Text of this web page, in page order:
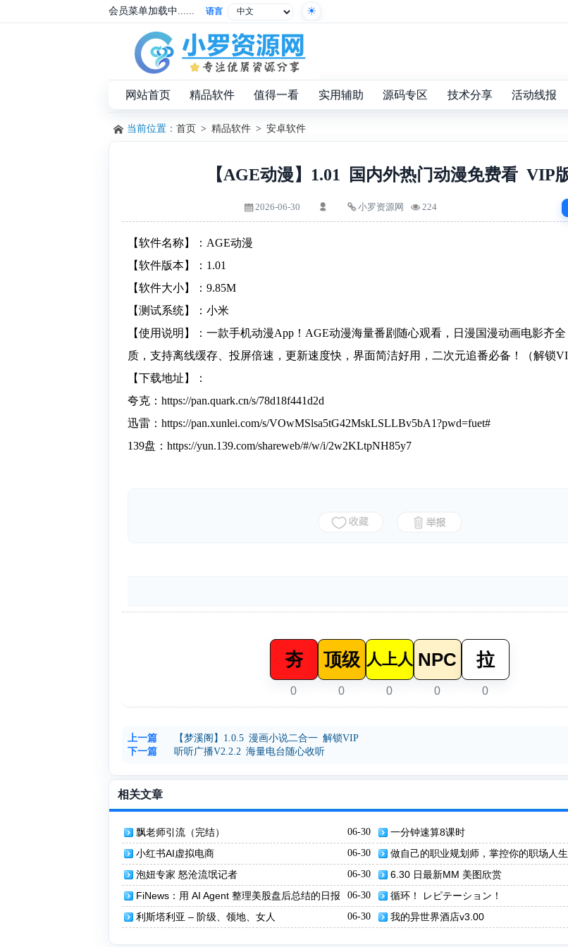
会员菜单加载中...... 语言
网站首页 精品软件 值得一看 实用辅助 源码专区 技术分享 活动线报
当前位置： 首页 > 精品软件 > 安卓软件
【AGE动漫】1.01 国内外热门动漫免费看 VIP
2026-06-30 小罗资源网 224
【软件名称】：AGE动漫
【软件版本】：1.01
【软件大小】：9.85M
【测试系统】：小米
【使用说明】：一款手机动漫App！AGE动漫海量番剧随心观看，日漫国漫动画电影齐
质，支持离线缓存、投屏倍速，更新速度快，界面简洁好用，二次元追番必备！（解锁
【下载地址】：
夸克：https://pan.quark.cn/s/78d18f441d2d
迅雷：https://pan.xunlei.com/s/VOwMSlsa5tG42MskLSLLBv5bA1?pwd=fuet#
139盘：https://yun.139.com/shareweb/#/w/i/2w2KLtpNH85y7
夯
0
顶级
0
人上人
0
NPC
0
拉
0
上一篇
【梦溪阁】1.0.5 漫画小说二合一 解锁VIP
下一篇
听听广播V2.2.2 海量电台随心收听
相关文章
06-30
飘老师引流（完结） 一分钟速算8课时
06-30
小红书AI虚拟电商 做自己的职业规划师，掌控你的职场人生
06-30
泡妞专家 怒沧流氓记者 6.30 日最新MM 美图欣赏
06-30
FiNews：用 AI Agent 整理美股盘后总结的日报
网站
循环！ レピテーション！
06-30
利斯塔利亚 – 阶级、领地、女人 我的异世界酒店v3.00